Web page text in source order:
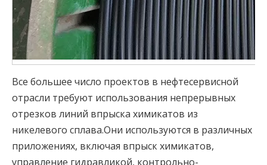
Все большее число проектов в нефтесервисной
отрасли требуют использования непрерывных
отрезков линий впрыска химикатов из
никелевого сплава.Они используются в различных
приложениях, включая впрыск химикатов,
управление гидравликой, контрольно-